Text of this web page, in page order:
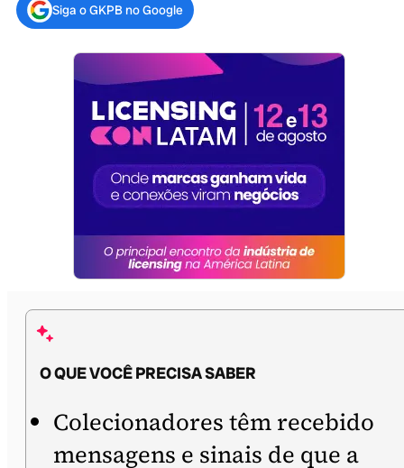
Siga o GKPB no Google
O QUE VOCÊ PRECISA SABER
Colecionadores têm recebido
mensagens e sinais de que a